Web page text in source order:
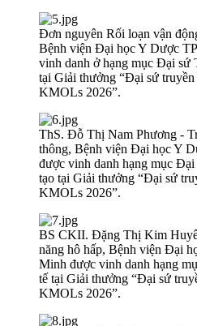
Đơn nguyên Rối loạn vận
Bệnh viện Đại học Y Dược
vinh danh ở hạng mục Đại sứ
tại Giải thưởng “Đại sứ
KMOLs 2026”.
ThS. Đỗ Thị Nam Phương -
thông, Bệnh viện Đại học Y
được vinh danh hạng mục
tạo tại Giải thưởng “Đại sứ
KMOLs 2026”.
BS CKII. Đặng Thị Kim
năng hô hấp, Bệnh viện Đại
Minh được vinh danh hạng
tế tại Giải thưởng “Đại sứ
KMOLs 2026”.